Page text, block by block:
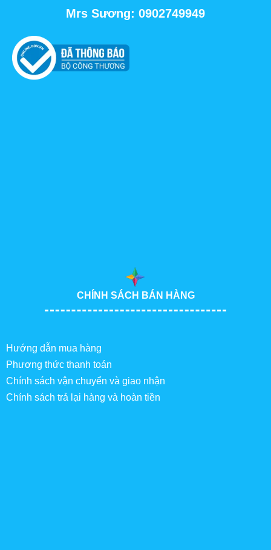
Mrs Sương: 0902749949
CHÍNH SÁCH BÁN HÀNG
Hướng dẫn mua hàng
Phương thức thanh toán
Chính sách vận chuyển và giao nhận
Chính sách trả lại hàng và hoàn tiền